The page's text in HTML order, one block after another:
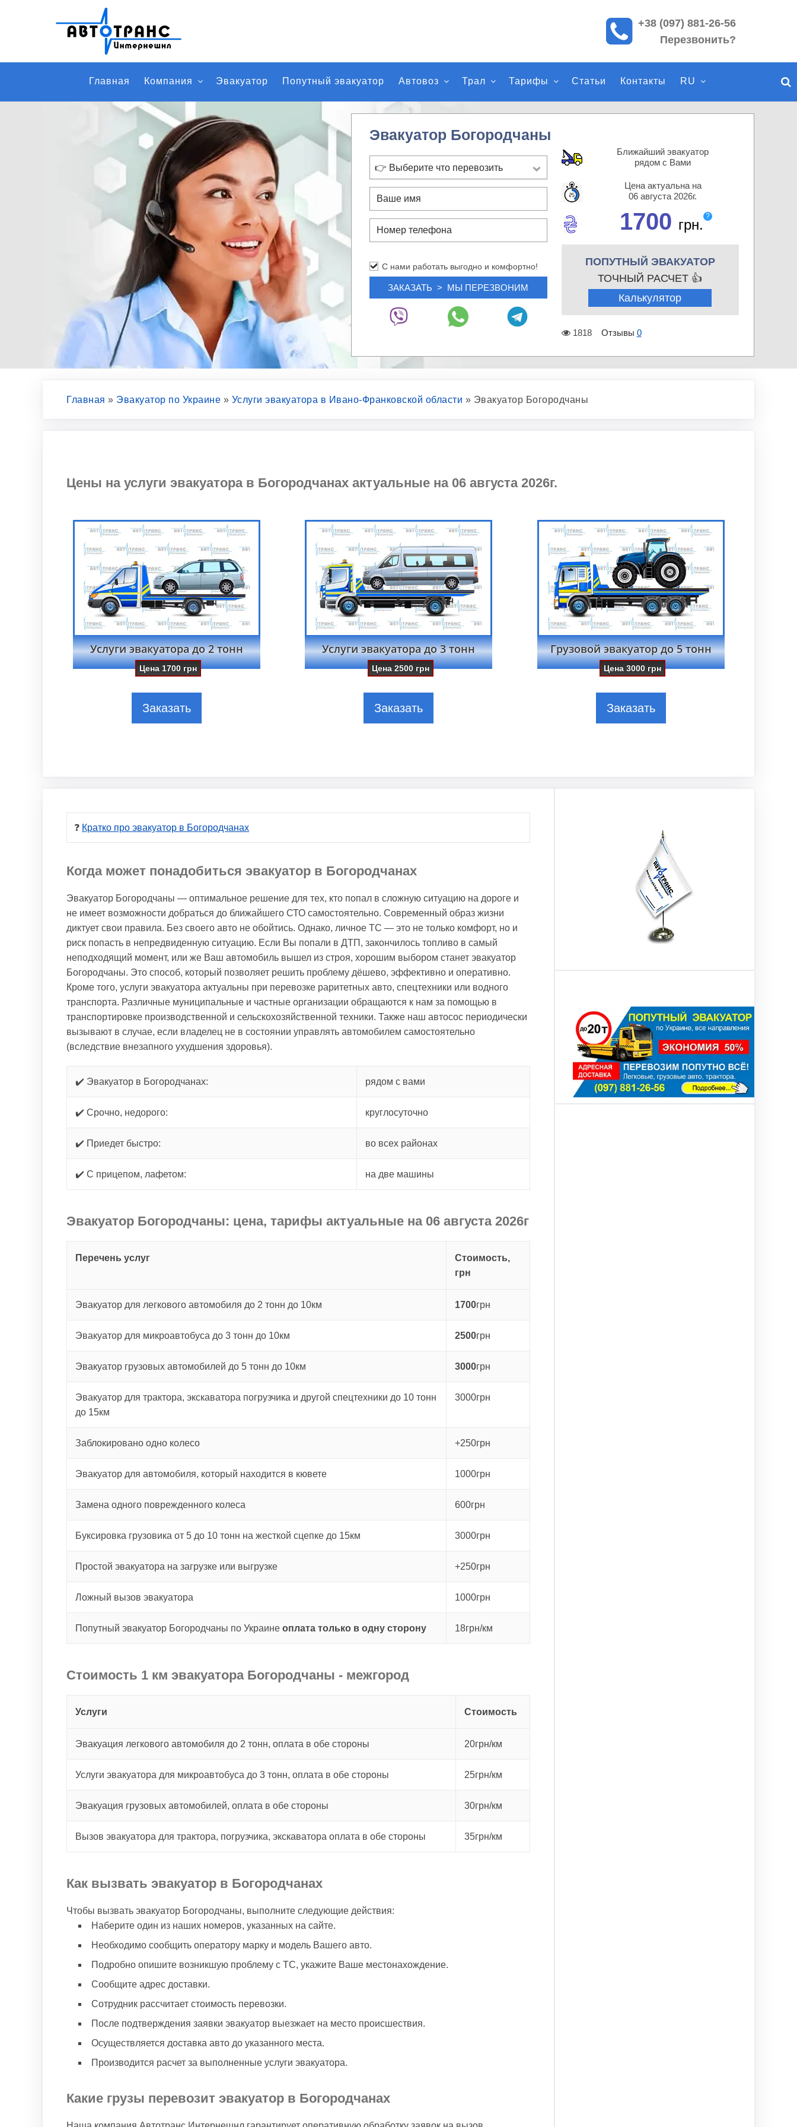
к
п
о
й
у
+38 (097) 881-26-56
Перезвонить?
Главная Компания Эвакуатор Попутный эвакуатор Автовоз Трал Тарифы Статьи Контакты RU
Эвакуатор Богородчаны
👉 Выберите что перевозить
С нами работать выгодно и комфортно!
Ближайший эвакуатор
рядом с Вами
Цена актуальна на
06 августа 2026г.
1700 грн.
?
ПОПУТНЫЙ ЭВАКУАТОР
ТОЧНЫЙ РАСЧЕТ 👍
Калькулятор
1818 Отзывы 0
Главная » Эвакуатор по Украине » Услуги эвакуатора в Ивано-Франковской области » Эвакуатор Богородчаны
Цены на услуги эвакуатора в Богородчанах актуальные на 06 августа 2026г.
Услуги эвакуатора до 2 тонн
Цена 1700 грн
Заказать
Услуги эвакуатора до 3 тонн
Цена 2500грн
Заказать
Грузовой эвакуатор до 5 тонн
Цена3000 грн
Заказать
❓ Кратко про эвакуатор в Богородчанах
Когда может понадобиться эвакуатор в Богородчанах
Эвакуатор Богородчаны — оптимальное решение для тех, кто попал в сложную ситуацию на дороге и
не имеет возможности добраться до ближайшего СТО самостоятельно. Современный образ жизни
диктует свои правила. Без своего авто не обойтись. Однако, личное ТС — это не только комфорт, но и
риск попасть в непредвиденную ситуацию. Если Вы попали в ДТП, закончилось топливо в самый
неподходящий момент, или же Ваш автомобиль вышел из строя, хорошим выбором станет эвакуатор
Богородчаны. Это способ, который позволяет решить проблему дёшево, эффективно и оперативно.
Кроме того, услуги эвакуатора актуальны при перевозке раритетных авто, спецтехники или водного
транспорта. Различные муниципальные и частные организации обращаются к нам за помощью в
транспортировке производственной и сельскохозяйственной техники. Также наш автосос периодически
вызывают в случае, если владелец не в состоянии управлять автомобилем самостоятельно
(вследствие внезапного ухудшения здоровья).
✔️ Эвакуатор в Богородчанах: рядом с вами
✔️ Срочно, недорого: круглосуточно
✔️ Приедет быстро: во всех районах
✔️ С прицепом, лафетом: на две машины
Эвакуатор Богородчаны: цена, тарифы актуальные на 06 августа 2026г
Перечень услуг
Стоимость,
грн
Эвакуатор для легкового автомобиля до 2 тонн до 10км 1700грн
Эвакуатор для микроавтобуса до 3 тонн до 10км 2500грн
Эвакуатор грузовых автомобилей до 5 тонн до 10км 3000грн
Эвакуатор для трактора, экскаватора погрузчика и другой спецтехники до 10 тонн
до 15км
3000грн
Заблокировано одно колесо +250грн
Эвакуатор для автомобиля, который находится в кювете 1000грн
Замена одного поврежденного колеса 600грн
Буксировка грузовика от 5 до 10 тонн на жесткой сцепке до 15км 3000грн
Простой эвакуатора на загрузке или выгрузке +250грн
Ложный вызов эвакуатора 1000грн
Попутный эвакуатор Богородчаны по Украине оплата только в одну сторону 18грн/км
Стоимость 1 км эвакуатора Богородчаны - межгород
Услуги Стоимость
Эвакуация легкового автомобиля до 2 тонн, оплата в обе стороны 20грн/км
Услуги эвакуатора для микроавтобуса до 3 тонн, оплата в обе стороны 25грн/км
Эвакуация грузовых автомобилей, оплата в обе стороны 30грн/км
Вызов эвакуатора для трактора, погрузчика, экскаватора оплата в обе стороны 35грн/км
Как вызвать эвакуатор в Богородчанах
Чтобы вызвать эвакуатор Богородчаны, выполните следующие действия:
Наберите один из наших номеров, указанных на сайте.
Необходимо сообщить оператору марку и модель Вашего авто.
Подробно опишите возникшую проблему с ТС, укажите Ваше местонахождение.
Сообщите адрес доставки.
Сотрудник рассчитает стоимость перевозки.
После подтверждения заявки эвакуатор выезжает на место происшествия.
Осуществляется доставка авто до указанного места.
Производится расчет за выполненные услуги эвакуатора.
Какие грузы перевозит эвакуатор в Богородчанах